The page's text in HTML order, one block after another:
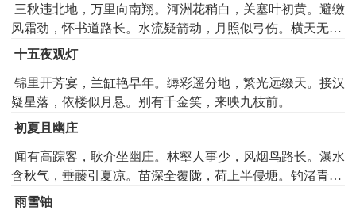
三秋违北地，万里向南翔。河洲花稍白，关塞叶初黄。避缴
风霜劲，怀书道路长。水流疑箭动，月照似弓伤。横天无有
阵，度海不成行。会刷能鸣羽，还赴上林乡。
十五夜观灯
锦里开芳宴，兰缸艳早年。缛彩遥分地，繁光远缀天。接汉
疑星落，依楼似月悬。别有千金笑，来映九枝前。
初夏且幽庄
闻有高踪客，耿介坐幽庄。林壑人事少，风烟鸟路长。瀑水
含秋气，垂藤引夏凉。苗深全覆陇，荷上半侵塘。钓渚青凫
没，村田白鹭翔。知君振奇藻，还嗣海隅芳。
雨雪铀